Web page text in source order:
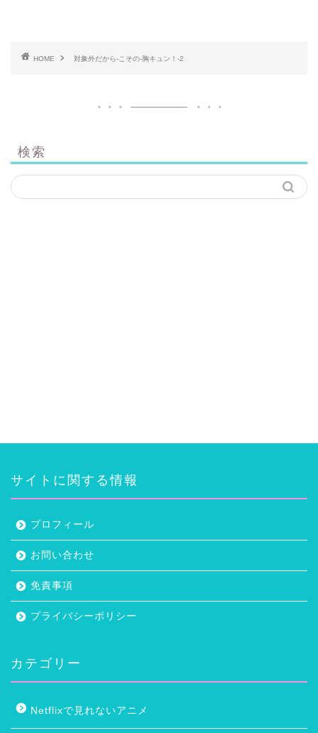
HOME 対象外だから-こその-胸キュン！-2
検索
サイトに関する情報
プロフィール
お問い合わせ
免責事項
プライバシーポリシー
カテゴリー
Netflixで見れないアニメ